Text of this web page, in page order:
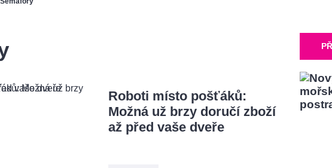
Roboti místo pošťáků:
Možná už brzy doručí zboží
až před vaše dveře